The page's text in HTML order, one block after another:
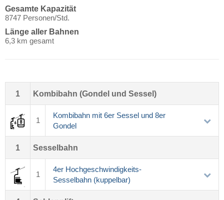
Gesamte Kapazität
8747 Personen/Std.
Länge aller Bahnen
6,3 km gesamt
1 Kombibahn (Gondel und Sessel)
1
Kombibahn mit 6er Sessel und 8er
Gondel
1 Sesselbahn
1
4er Hochgeschwindigkeits-
Sesselbahn (kuppelbar)